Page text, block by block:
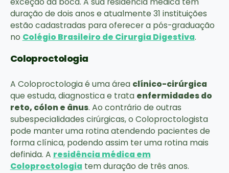
duração de dois anos e atualmente 31 instituições
estão cadastradas para oferecer a pós-graduação
no Colégio Brasileiro de Cirurgia Digestiva.
Coloproctologia
A Coloproctologia é uma área clínico-cirúrgica
que estuda, diagnostica e trata enfermidades do
reto, cólon e ânus. Ao contrário de outras
subespecialidades cirúrgicas, o Coloproctologista
pode manter uma rotina atendendo pacientes de
forma clínica, podendo assim ter uma rotina mais
definida. A residência médica em
Coloproctologia tem duração de três anos.